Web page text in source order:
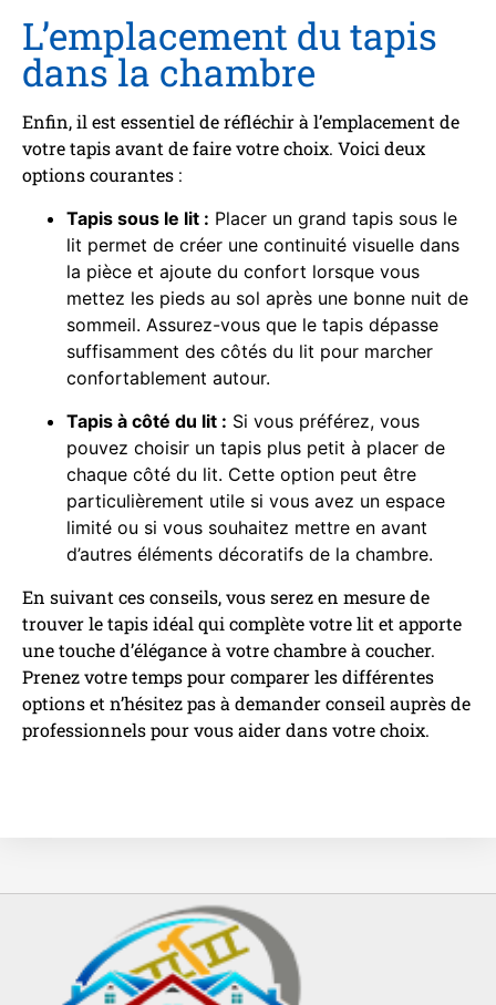
L’emplacement du tapis
dans la chambre
Enfin, il est essentiel de réfléchir à l’emplacement de
votre tapis avant de faire votre choix. Voici deux
options courantes :
Tapis sous le lit : Placer un grand tapis sous le
lit permet de créer une continuité visuelle dans
la pièce et ajoute du confort lorsque vous
mettez les pieds au sol après une bonne nuit de
sommeil. Assurez-vous que le tapis dépasse
suffisamment des côtés du lit pour marcher
confortablement autour.
Tapis à côté du lit : Si vous préférez, vous
pouvez choisir un tapis plus petit à placer de
chaque côté du lit. Cette option peut être
particulièrement utile si vous avez un espace
limité ou si vous souhaitez mettre en avant
d’autres éléments décoratifs de la chambre.
En suivant ces conseils, vous serez en mesure de
trouver le tapis idéal qui complète votre lit et apporte
une touche d’élégance à votre chambre à coucher.
Prenez votre temps pour comparer les différentes
options et n’hésitez pas à demander conseil auprès de
professionnels pour vous aider dans votre choix.